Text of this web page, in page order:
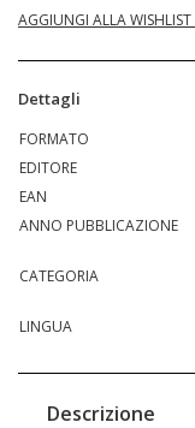
AGGIUNGI ALLA WISHLIST
Dettagli
FORMATO
EDITORE
EAN
ANNO PUBBLICAZIONE
CATEGORIA
LINGUA
Descrizione